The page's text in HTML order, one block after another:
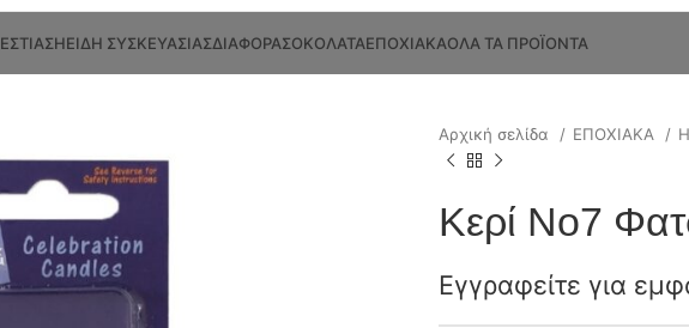
ΕΣΤΙΑΣΗΕΙΔΗ ΣΥΣΚΕΥΑΣΙΑΣΔΙΑΦΟΡΑΣΟΚΟΛΑΤΑΕΠΟΧΙΑΚΑΟΛΑ ΤΑ ΠΡΟΪΟΝΤΑ
Αρχική σελίδα ΕΠΟΧΙΑΚΑ
Κερί Νο7
Εγγραφείτε για